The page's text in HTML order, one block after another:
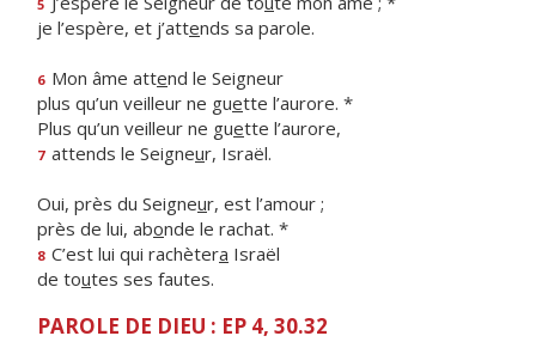
5
je l’espère, et j’attends sa parole.
6 Mon âme attend le Seigneur
plus qu’un veilleur ne guette l’aurore. *
Plus qu’un veilleur ne guette l’aurore,
7 attends le Seigneur, Israël.
Oui, près du Seigneur, est l’amour ;
près de lui, abonde le rachat. *
8 C’est lui qui rachètera Israël
de toutes ses fautes.
PAROLE DE DIEU : EP 4, 30.32